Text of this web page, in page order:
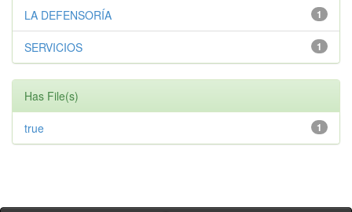
1
LA DEFENSORÍA
1
SERVICIOS
Has File(s)
1
true